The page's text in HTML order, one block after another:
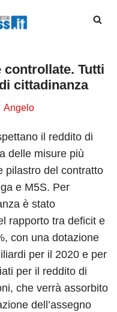
controllate. Tutti
cittadinanza
Angelo
il reddito di
delle misure più
pilastro del contratto
e M5S. Per
è stato
rapporto tra deficit e
con una dotazione
per il 2020 e per
per il reddito di
che verrà assorbito
dell’assegno